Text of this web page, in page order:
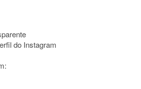
do Instagram